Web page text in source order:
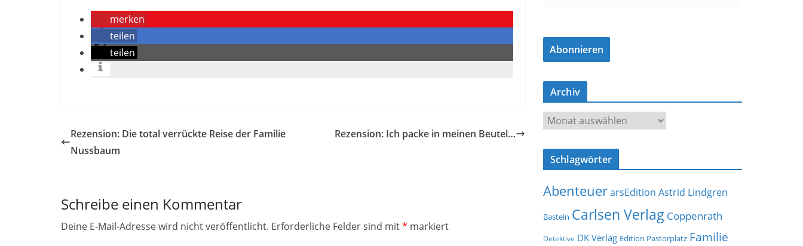
merken
teilen
teilen
Rezension: Die total verrückte Reise der Familie
Nussbaum
Rezension: Ich packe in meinen Beutel…
Schreibe einen Kommentar
Deine E-Mail-Adresse wird nicht veröffentlicht. Erforderliche Felder sind mit* markiert
a
l
-
d
s
e
Abonnieren
Archiv
r
c
v
Schlagwörter
AbenteuerarsEdition Astrid Lindgren
Basteln Carlsen Verlag Coppenrath
Detektive DK Verlag Edition Pastorplatz Familie